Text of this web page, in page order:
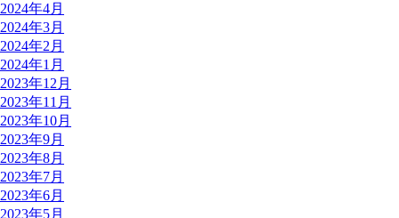
2024年4月
2024年3月
2024年2月
2024年1月
2023年12月
2023年11月
2023年10月
2023年9月
2023年8月
2023年7月
2023年6月
2023年5月